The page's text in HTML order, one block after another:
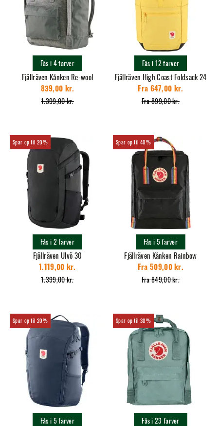
Fjällräven Kånken Re-wool
1.399,00 kr.
839,00 kr.
Fås i 4 farver
Fjällräven High Coast Foldsack 24
Fra 899,00 kr.
Fra 647,00 kr.
Fås i 12 farver
20%
Fjällräven Ulvö 30
1.399,00 kr.
1.119,00 kr.
Fås i 2 farver
40%
Fjällräven Kånken Rainbow
Fra 849,00 kr.
Fra 509,00 kr.
Fås i 5 farver
20%
Fås i 5 farver
30%
Fås i 23 farver